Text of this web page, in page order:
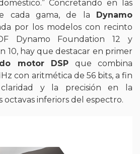
Concretando en las
cada gama, de la
Dynamo
por los modelos con recinto
Dynamo Foundation 12 y
10, hay que destacar en primer
motor DSP que combina
con aritmética de 56 bits, a fin
y la precisión en la
inferiors del espectro.